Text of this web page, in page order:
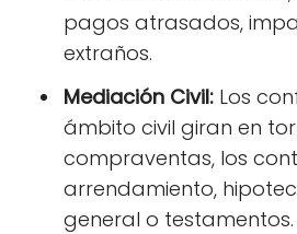
pagos atrasados,
extraños.
Mediación Civil: Los
ámbito civil giran en
compraventas, los
arrendamiento,
general o testamentos.